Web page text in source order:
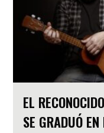
EL
SE GRADUÓ